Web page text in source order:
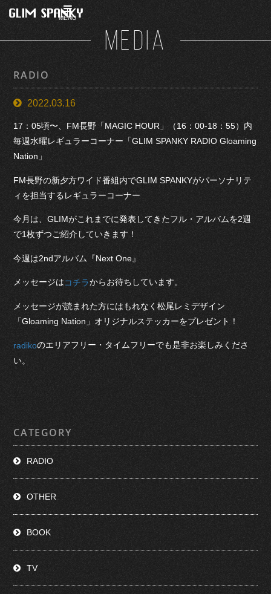
MENU
MEDIA
RADIO
2022.03.16
17：05頃〜、FM長野「MAGIC HOUR」（16：00-18：55）内
毎週水曜レギュラーコーナー「GLIM SPANKY RADIO Gloaming
Nation」
FM長野の新夕方ワイド番組内でGLIM SPANKYがパーソナリテ
ィを担当するレギュラーコーナー
今月は、GLIMがこれまでに発表してきたフル・アルバムを2週
で1枚ずつご紹介していきます！
今週は2ndアルバム『Next One』
メッセージはコチラからお待ちしています。
メッセージが読まれた方にはもれなく松尾レミデザイン
「Gloaming Nation」オリジナルステッカーをプレゼント！
radikoのエリアフリー・タイムフリーでも是非お楽しみくださ
い。
CATEGORY
RADIO
OTHER
BOOK
TV